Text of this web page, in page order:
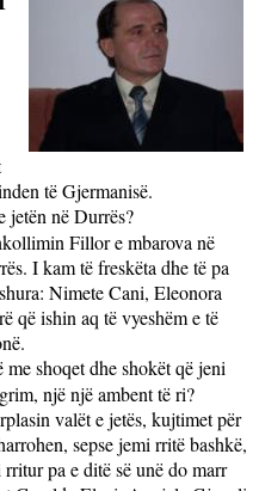
të Gjermanisë.
në Durrës?
Fillor e mbarova në
I kam të freskëta dhe të pa
Nimete Cani, Eleonora
që ishin aq të vyeshëm e të
shoqet dhe shokët që jeni
një një ambent të ri?
valët e jetës, kujtimet për
sepse jemi rritë bashkë,
pa e ditë së unë do marr